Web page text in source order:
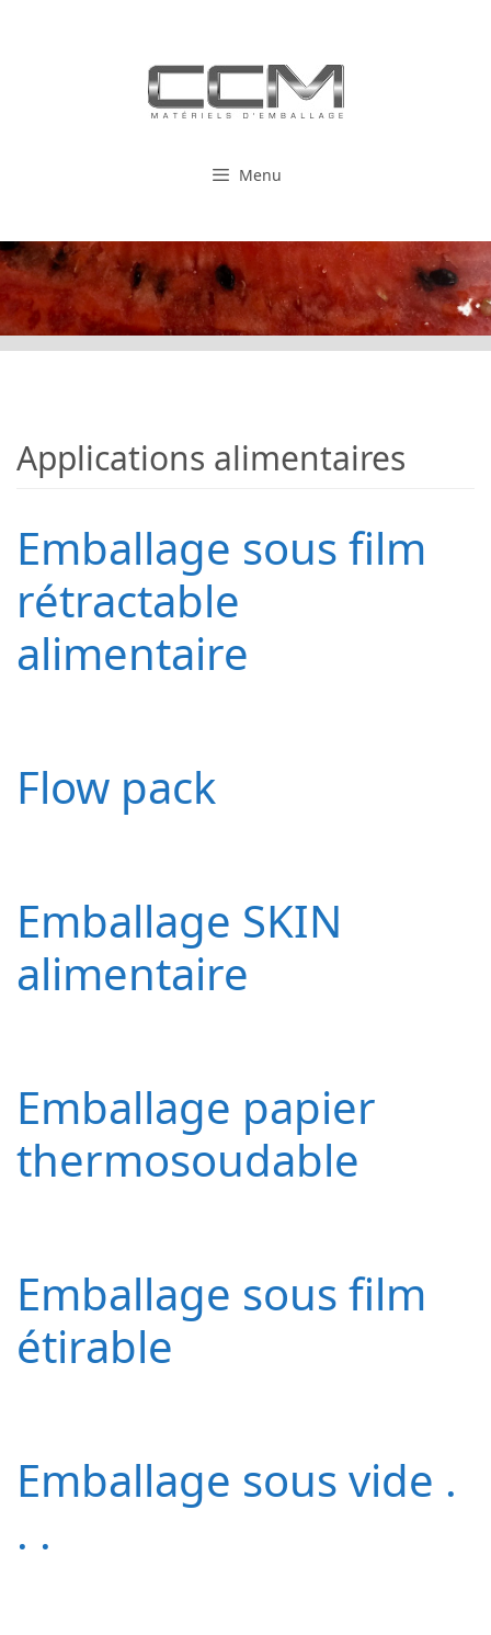
Menu
Applications alimentaires
Emballage sous film
rétractable
alimentaire
Flow pack
Emballage SKIN
alimentaire
Emballage papier
thermosoudable
Emballage sous film
étirable
Emballage sous vide .
. .